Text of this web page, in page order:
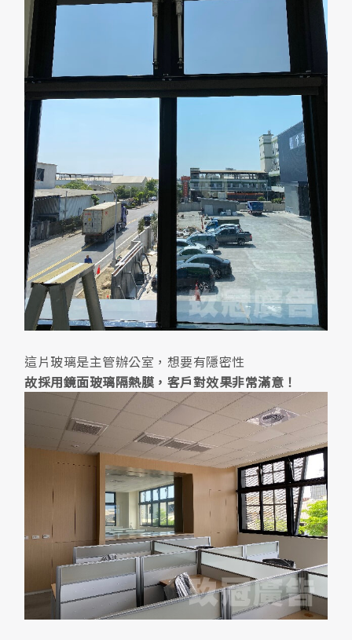
這片玻璃是主管辦公室，想要有隱密性
故採用鏡面玻璃隔熱膜，客戶對效果非常滿意！